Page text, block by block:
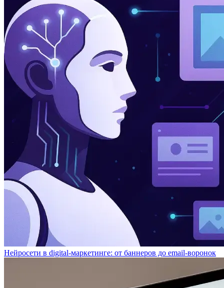
Нейросети в digital-маркетинге: от баннеров до email-воронок